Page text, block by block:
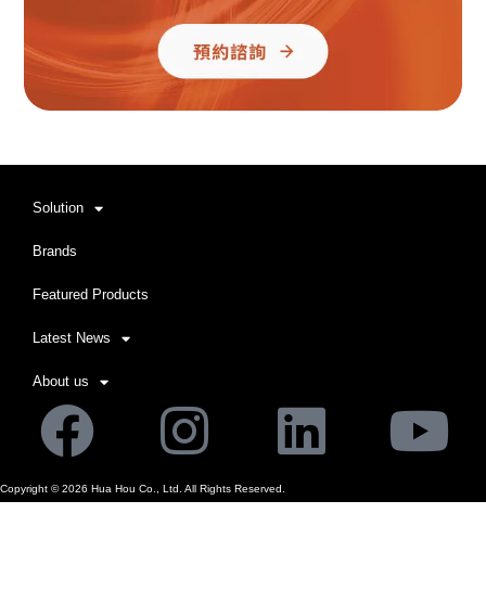
Solution
Brands
Featured Products
Latest News
About us
Facebook
Instagram
Copyright ©2026 Hua Hou Co., Ltd. All Rights Reserved.